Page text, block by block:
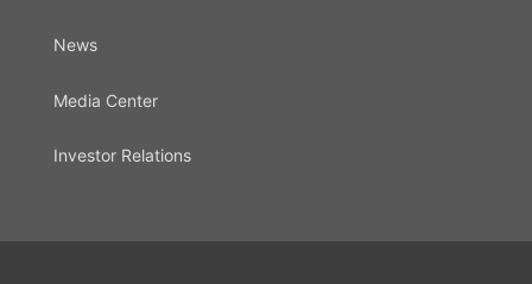
News
Media Center
Investor Relations